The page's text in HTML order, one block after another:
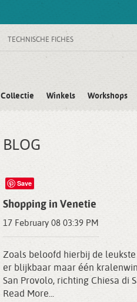
TECHNISCHE FICHES
Collectie Winkels Workshops
BLOG
Save
Shopping in Venetie
17 February 08 03:39 PM
Zoals beloofd hierbij de
er blijkbaar maar één
San Provolo, richting Chiesa di
Read More...